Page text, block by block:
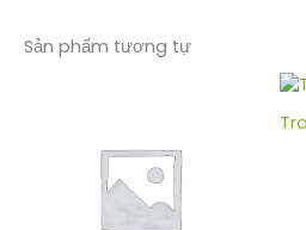
Sản phẩm tương tự